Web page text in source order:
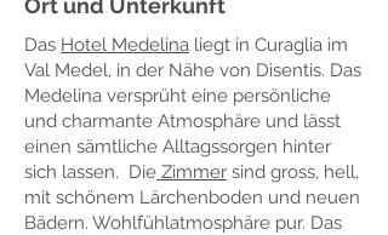
Das Hotel Medelina liegt in Curaglia im
Val Medel, in der Nähe von Disentis. Das
Medelina versprüht eine persönliche
und charmante Atmosphäre und lässt
einen sämtliche Alltagssorgen hinter
sich lassen. Die Zimmer sind gross, hell,
mit schönem Lärchenboden und neuen
Bädern. Wohlfühlatmosphäre pur. Das